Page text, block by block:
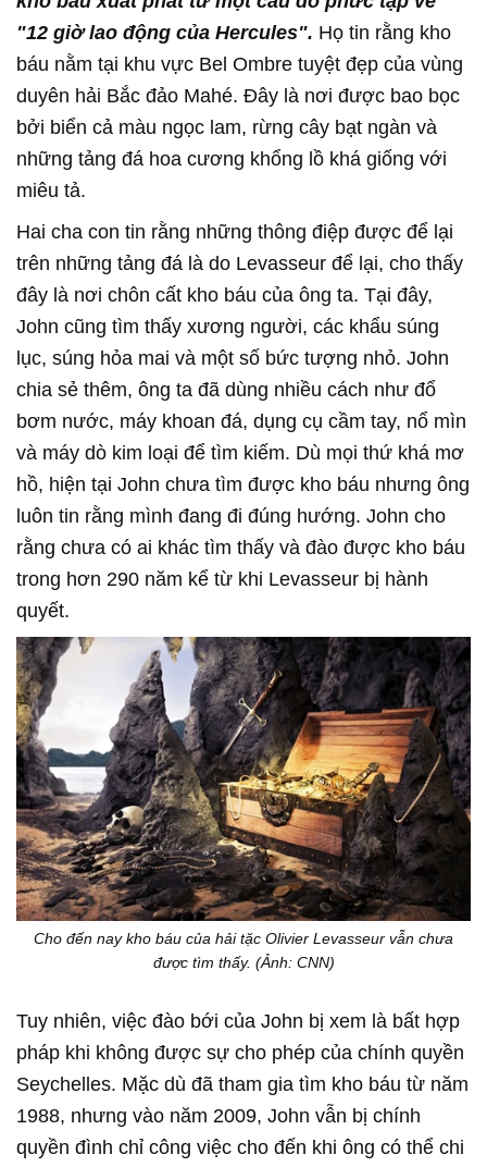
"12 giờ lao động của Hercules". Họ tin rằng kho
báu nằm tại khu vực Bel Ombre tuyệt đẹp của vùng
duyên hải Bắc đảo Mahé. Đây là nơi được bao bọc
bởi biển cả màu ngọc lam, rừng cây bạt ngàn và
những tảng đá hoa cương khổng lồ khá giống với
miêu tả.
Hai cha con tin rằng những thông điệp được để lại
trên những tảng đá là do Levasseur để lại, cho thấy
đây là nơi chôn cất kho báu của ông ta. Tại đây,
John cũng tìm thấy xương người, các khẩu súng
lục, súng hỏa mai và một số bức tượng nhỏ. John
chia sẻ thêm, ông ta đã dùng nhiều cách như đổ
bơm nước, máy khoan đá, dụng cụ cầm tay, nổ mìn
và máy dò kim loại để tìm kiếm. Dù mọi thứ khá mơ
hồ, hiện tại John chưa tìm được kho báu nhưng ông
luôn tin rằng mình đang đi đúng hướng. John cho
rằng chưa có ai khác tìm thấy và đào được kho báu
trong hơn 290 năm kể từ khi Levasseur bị hành
quyết.
Cho đến nay kho báu của hải tặc Olivier Levasseur vẫn chưa
được tìm thấy. (Ảnh: CNN)
Tuy nhiên, việc đào bới của John bị xem là bất hợp
pháp khi không được sự cho phép của chính quyền
Seychelles. Mặc dù đã tham gia tìm kho báu từ năm
1988, nhưng vào năm 2009, John vẫn bị chính
quyền đình chỉ công việc cho đến khi ông có thể chi